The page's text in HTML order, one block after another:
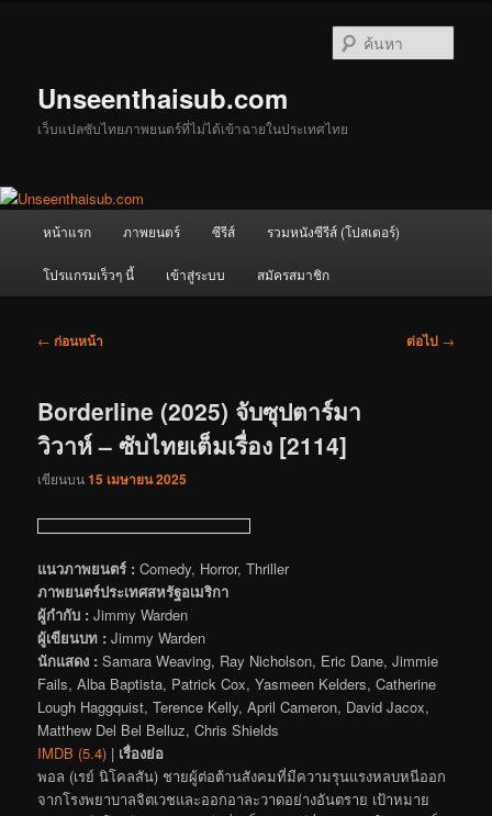
Unseenthaisub.com
เว็บแปลซับไทยภาพยนตร์ที่ไม่ได้เข้าฉายในประเทศไทย
หน้าแรก ภาพยนตร์ ซีรีส์ รวมหนังซีรีส์ (โปสเตอร์)
โปรแกรมเร็วๆ นี้ เข้าสู่ระบบ สมัครสมาชิก
เมนู
← ก่อนหน้า ต่อไป →
Borderline (2025) จับซุปตาร์มา
วิวาห์ – ซับไทยเต็มเรื่อง [2114]
เขียนบน15 เมษายน 2025
แนวภาพยนตร์ : Comedy, Horror, Thriller
ภาพยนตร์ประเทศสหรัฐอเมริกา
ผู้กำกับ : Jimmy Warden
ผู้เขียนบท : Jimmy Warden
นักแสดง : Samara Weaving, Ray Nicholson, Eric Dane, Jimmie
Fails, Alba Baptista, Patrick Cox, Yasmeen Kelders, Catherine
Lough Haggquist, Terence Kelly, April Cameron, David Jacox,
Matthew Del Bel Belluz, Chris Shields
IMDB (5.4) | เรื่องย่อ
พอล (เรย์ นิโคลสัน) ชายผู้ต่อต้านสังคมที่มีความรุนแรงหลบหนีออก
จากโรงพยาบาลจิตเวชและออกอาละวาดอย่างอันตราย เป้าหมาย